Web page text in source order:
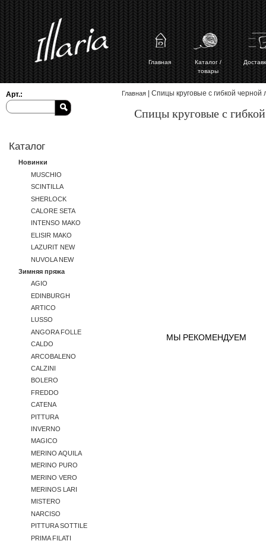
Главная
Каталог /
товары
Арт.:
Каталог
Новинки
MUSCHIO
SCINTILLA
SHERLOCK
CALORE SETA
INTENSO MAKO
ELISIR MAKO
LAZURIT NEW
NUVOLA NEW
Зимняя пряжа
AGIO
EDINBURGH
ARTICO
LUSSO
ANGORA FOLLE
CALDO
ARCOBALENO
CALZINI
BOLERO
FREDDO
CATENA
PITTURA
INVERNO
MAGICO
MERINO AQUILA
MERINO PURO
MERINO VERO
MERINOS LARI
MISTERO
NARCISO
PITTURA SOTTILE
PRIMA FILATI
Вы здесь
Главная | Спицы круговые с гибкой
Спицы круговые с
МЫ РЕКОМЕНДУЕМ